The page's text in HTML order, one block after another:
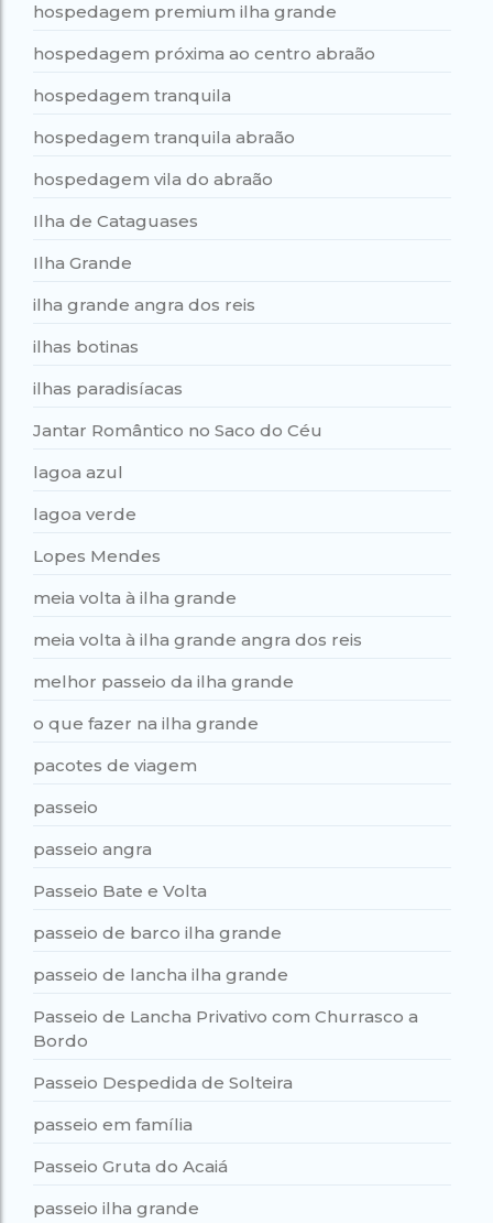
hospedagem premium ilha grande
hospedagem próxima ao centro abraão
hospedagem tranquila
hospedagem tranquila abraão
hospedagem vila do abraão
Ilha de Cataguases
Ilha Grande
ilha grande angra dos reis
ilhas botinas
ilhas paradisíacas
Jantar Romântico no Saco do Céu
lagoa azul
lagoa verde
Lopes Mendes
meia volta à ilha grande
meia volta à ilha grande angra dos reis
melhor passeio da ilha grande
o que fazer na ilha grande
pacotes de viagem
passeio
passeio angra
Passeio Bate e Volta
passeio de barco ilha grande
passeio de lancha ilha grande
Passeio de Lancha Privativo com Churrasco a
Bordo
Passeio Despedida de Solteira
passeio em família
Passeio Gruta do Acaiá
passeio ilha grande